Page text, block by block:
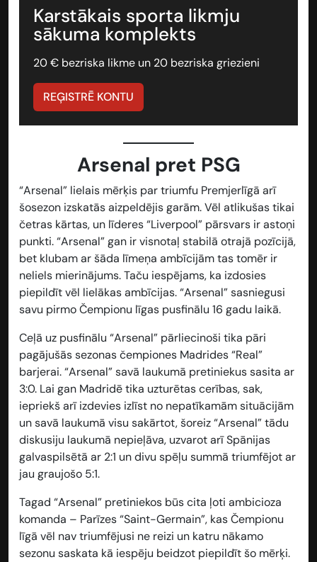
Karstākais sporta likmju
sākuma komplekts
20 € bezriska likme un 20 bezriska griezieni
REĢISTRĒ KONTU
Arsenal pret PSG
“Arsenal” lielais mērķis par triumfu Premjerlīgā arī
šosezon izskatās aizpeldējis garām. Vēl atlikušas tikai
četras kārtas, un līderes “Liverpool” pārsvars ir astoņi
punkti. “Arsenal” gan ir visnotaļ stabilā otrajā pozīcijā,
bet klubam ar šāda līmeņa ambīcijām tas tomēr ir
neliels mierinājums. Taču iespējams, ka izdosies
piepildīt vēl lielākas ambīcijas. “Arsenal” sasniegusi
savu pirmo Čempionu līgas pusfinālu 16 gadu laikā.
Ceļā uz pusfinālu “Arsenal” pārliecinoši tika pāri
pagājušās sezonas čempiones Madrides “Real”
barjerai. “Arsenal” savā laukumā pretiniekus sasita ar
3:0. Lai gan Madridē tika uzturētas cerības, sak,
iepriekš arī izdevies izlīst no nepatīkamām situācijām
un savā laukumā visu sakārtot, šoreiz “Arsenal” tādu
diskusiju laukumā nepieļāva, uzvarot arī Spānijas
galvaspilsētā ar 2:1 un divu spēļu summā triumfējot ar
jau graujošo 5:1.
Tagad “Arsenal” pretiniekos būs cita ļoti ambicioza
komanda – Parīzes “Saint-Germain”, kas Čempionu
līgā vēl nav triumfējusi ne reizi un katru nākamo
sezonu saskata kā iespēju beidzot piepildīt šo mērķi.